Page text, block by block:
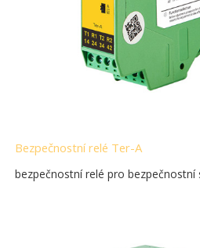
Bezpečnostní relé Ter-A
bezpečnostní relé pro bezpečnostní